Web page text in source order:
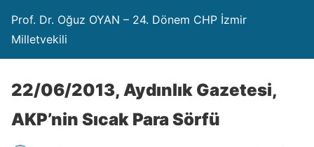
Prof. Dr. Oğuz OYAN – 24. Dönem CHP İzmir
Milletvekili
22/06/2013, Aydınlık Gazetesi,
AKP’nin Sıcak Para Sörfü